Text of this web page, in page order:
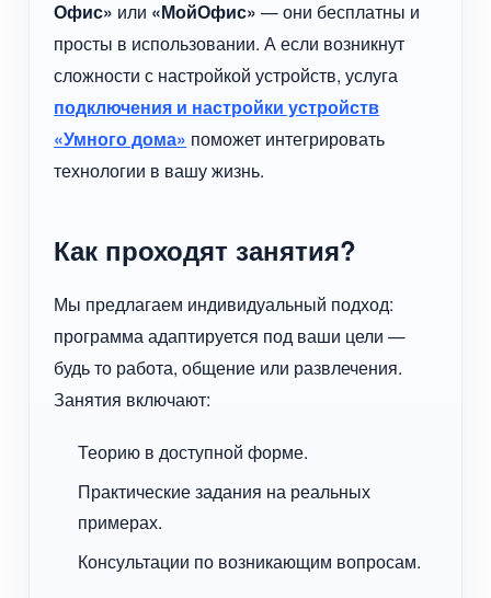
Офис» или «МойОфис» — они бесплатны и
просты в использовании. А если возникнут
сложности с настройкой устройств, услуга
подключения и настройки устройств
«Умного дома» поможет интегрировать
технологии в вашу жизнь.
Как проходят занятия?
Мы предлагаем индивидуальный подход:
программа адаптируется под ваши цели —
будь то работа, общение или развлечения.
Занятия включают:
Теорию в доступной форме.
Практические задания на реальных
примерах.
Консультации по возникающим вопросам.